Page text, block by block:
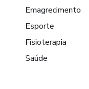
Emagrecimento
Esporte
Fisioterapia
Saúde